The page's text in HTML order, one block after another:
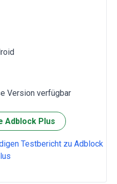
Version verfügbar
Adblock Plus
Testbericht zu Adblock